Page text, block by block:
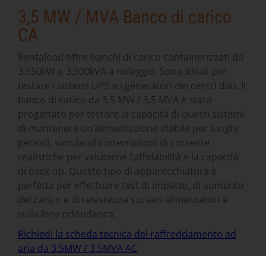
3,5 MW / MVA Banco di carico
CA
Rentaload offre banchi di carico containerizzati da
3.550kW o 3.500kVA a noleggio. Sono ideali per
testare i sistemi UPS e i generatori dei centri dati. Il
banco di carico da 3,5 MW / 3,5 MVA è stato
progettato per testare la capacità di questi sistemi
di mantenere un’alimentazione stabile per lunghi
periodi, simulando interruzioni di corrente
realistiche per valutarne l’affidabilità e la capacità
di back-up. Questo tipo di apparecchiatura è
perfetta per effettuare test di impatto, di aumento
del carico e di resistenza sui vari alimentatori e
sulla loro ridondanza.
Richiedi la scheda tecnica del raffreddamento ad
aria da 3.5MW / 3.5MVA AC